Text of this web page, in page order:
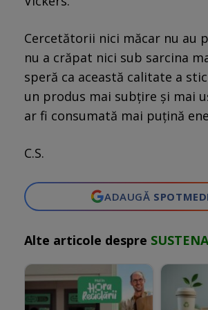
Cercetătorii nici măcar nu au
nu a crăpat nici sub sarcina
speră ca această calitate a
un produs mai subțire și mai
ar fi consumată mai puțină
C.S.
ADAUGĂ
Alte articole despre